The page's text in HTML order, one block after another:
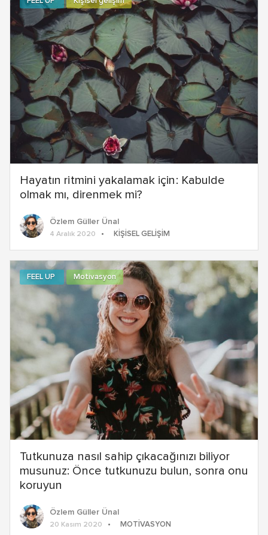
Hayatın ritmini yakalamak için: Kabulde
olmak mı, direnmek mi?
Özlem Güller Ünal
4 Aralık 2020 KIŞISEL GELIŞIM
Tutkunuza nasıl sahip çıkacağınızı biliyor
musunuz: Önce tutkunuzu bulun, sonra onu
koruyun
FEEL UP Motivasyon
Özlem Güller Ünal
20 Kasım 2020 MOTIVASYON